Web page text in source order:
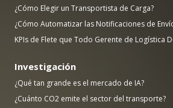
¿Cómo Elegir un Transportista de Carga?
¿Cómo Automatizar las Notificaciones de
KPIs de Flete que Todo Gerente de Logística
Investigación
¿Qué tan grande es el mercado de IA?
¿Cuánto CO2 emite el sector del transporte?